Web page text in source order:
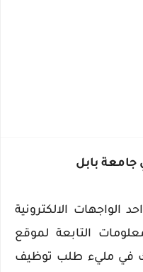
جامعة بابل
الواجهات الالكترونية
التابعة لموقع
في مليء طلب توظيف